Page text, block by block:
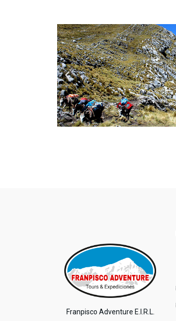
P
r
e
v
Franpisco Adventure E.I.R.L.